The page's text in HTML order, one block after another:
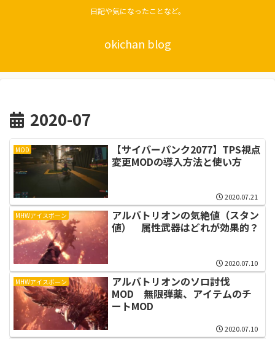
日記や気になったことなど。
okichan blog
2020-07
MOD
【サイバーパンク2077】TPS視点
変更MODの導入方法と使い方
2020.07.21
MHWアイスボーン
アルバトリオンの気絶値（スタン
値） 属性武器はどれが効果的？
2020.07.10
MHWアイスボーン
アルバトリオンのソロ討伐
MOD 無限弾薬、アイテムのチ
ートMOD
2020.07.10